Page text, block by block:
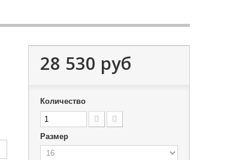
28 530 руб
Количество
Размер